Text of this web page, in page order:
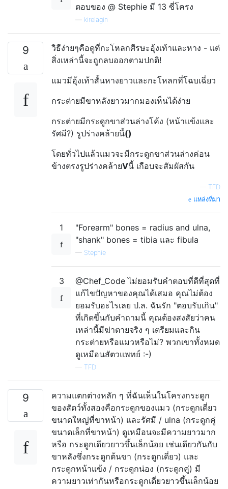
ตอบของ @ Stephie มี 13 ซี่โครง
kirelagin
9
วิธีง่ายๆคือดูที่กะโหลกศีรษะอุ้งเท้าและหาง - แต่
สิ่งเหล่านี้จะถูกลบออกตามปกติ!
แมวมีอุ้งเท้าสั้นหางยาวและกะโหลกที่โฉบเฉี่ยว
กระต่ายมีขาหลังยาวมากมองเห็นได้ง่าย
กระต่ายมีกระดูกขาส่วนล่างโค้ง (หน้าแข้งและ
รัศมี?) รูปร่างคล้ายนี้()
โดยทั่วไปแล้วแมวจะมีกระดูกขาส่วนล่างค่อน
ข้างตรงรูปร่างคล้ายVนี้ เกือบจะสัมผัสกัน
— TFD
แหล่งที่มา
1
"Forearm" bones = radius and ulna,
"shank" bones = tibia และ fibula
— Stephie
3
@Chef_Code ไม่ยอมรับคำตอบที่ดีที่สุดที่
แก้ไขปัญหาของคุณได้เสมอ คุณไม่ต้อง
ยอมรับอะไรเลย ป.ล. ฉันรัก "ตอบรับเกิน"
ที่เกิดขึ้นกับคำถามนี้ คุณต้องสงสัยว่าคน
เหล่านี้มีฆ่าตายจริง ๆ เตรียมและกิน
กระต่ายหรือแมวหรือไม่? พวกเขาทั้งหมด
ดูเหมือนสัตวแพทย์ :-)
— TFD
9
ความแตกต่างหลัก ๆ ที่ฉันเห็นในโครงกระดูก
ของสัตว์ทั้งสองคือกระดูกของแมว (กระดูกเดี่ยว
ขนาดใหญ่ที่ขาหน้า) และรัศมี / ulna (กระดูกคู่
ขนาดเล็กที่ขาหน้า) ดูเหมือนจะมีความยาวมาก
หรือ กระดูกเดียวยาวขึ้นเล็กน้อย เช่นเดียวกันกับ
ขาหลังซึ่งกระดูกต้นขา (กระดูกเดี่ยว) และ
กระดูกหน้าแข้ง / กระดูกน่อง (กระดูกคู่) มี
ความยาวเท่ากันหรือกระดูกเดี่ยวยาวขึ้นเล็กน้อย